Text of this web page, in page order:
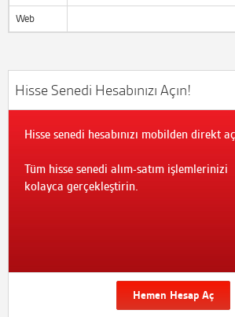
Web
Hisse Senedi Hesabınızı Açın!
Hisse senedi hesabınızı mobilden direkt
Tüm hisse senedi alım-satım işlemlerinizi
kolayca gerçekleştirin.
Hemen Hesap Aç